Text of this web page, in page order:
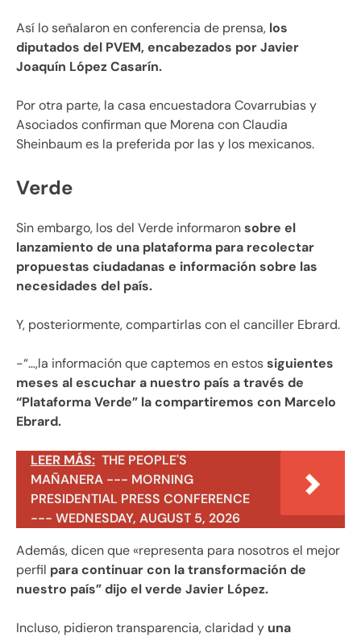
Así lo señalaron en conferencia de prensa, los
diputados del PVEM, encabezados por Javier
Joaquín López Casarín.
Por otra parte, la casa encuestadora Covarrubias y
Asociados confirman que Morena con Claudia
Sheinbaum es la preferida por las y los mexicanos.
Verde
Sin embargo, los del Verde informaronsobre el
lanzamiento de una plataforma para recolectar
propuestas ciudadanas e información sobre las
necesidades del país.
Y, posteriormente, compartirlas con el canciller Ebrard.
-“…,la información que captemos en estossiguientes
meses al escuchar a nuestro país a través de
“Plataforma Verde” la compartiremos con Marcelo
Ebrard.
LEER MÁS: THE PEOPLE'S
MAÑANERA --- MORNING
PRESIDENTIAL PRESS CONFERENCE
--- WEDNESDAY, AUGUST 5, 2026
Además, dicen que «representa para nosotros el mejor
perfil para continuar con la transformación de
nuestro país” dijo el verde Javier López.
Incluso, pidieron transparencia, claridad y una